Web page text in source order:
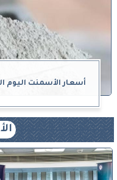
أسعار الأسمنت اليوم السبت 21-9-2024 في